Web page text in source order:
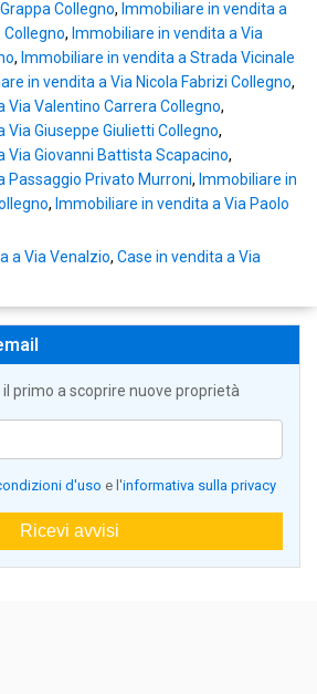
Collegno, Immobiliare in vendita a
Collegno, Immobiliare in vendita a Via
, Immobiliare in vendita a Strada Vicinale
in vendita a Via Nicola Fabrizi Collegno,
Via Valentino Carrera Collegno,
Via Giuseppe Giulietti Collegno,
Via Giovanni Battista Scapacino,
Passaggio Privato Murroni, Immobiliare in
, Immobiliare in vendita a Via Paolo
a Via Venalzio, Case in vendita a Via
il primo a scoprire nuove proprietà
d'uso e l'informativa sulla privacy
Ricevi avvisi